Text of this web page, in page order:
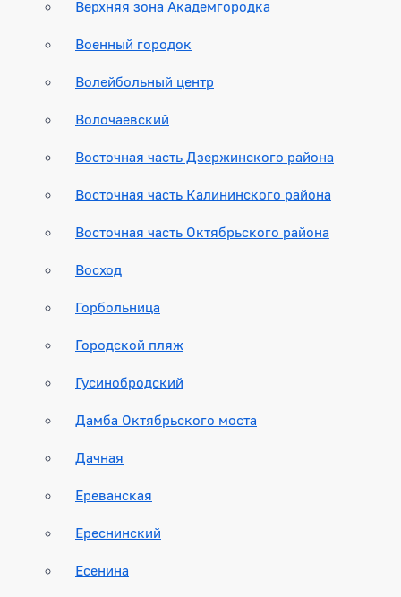
Верхняя зона Академгородка
Военный городок
Волейбольный центр
Волочаевский
Восточная часть Дзержинского района
Восточная часть Калининского района
Восточная часть Октябрьского района
Восход
Горбольница
Городской пляж
Гусинобродский
Дамба Октябрьского моста
Дачная
Ереванская
Ереснинский
Есенина